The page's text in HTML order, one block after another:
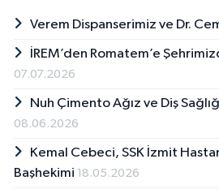
Verem Dispanserimiz ve Dr.
İREM’den Romatem’e
07.07.2026
Nuh Çimento Ağız ve Diş
08.06.2026
Kemal Cebeci, SSK İzmit
Başhekimi 18.05.2026